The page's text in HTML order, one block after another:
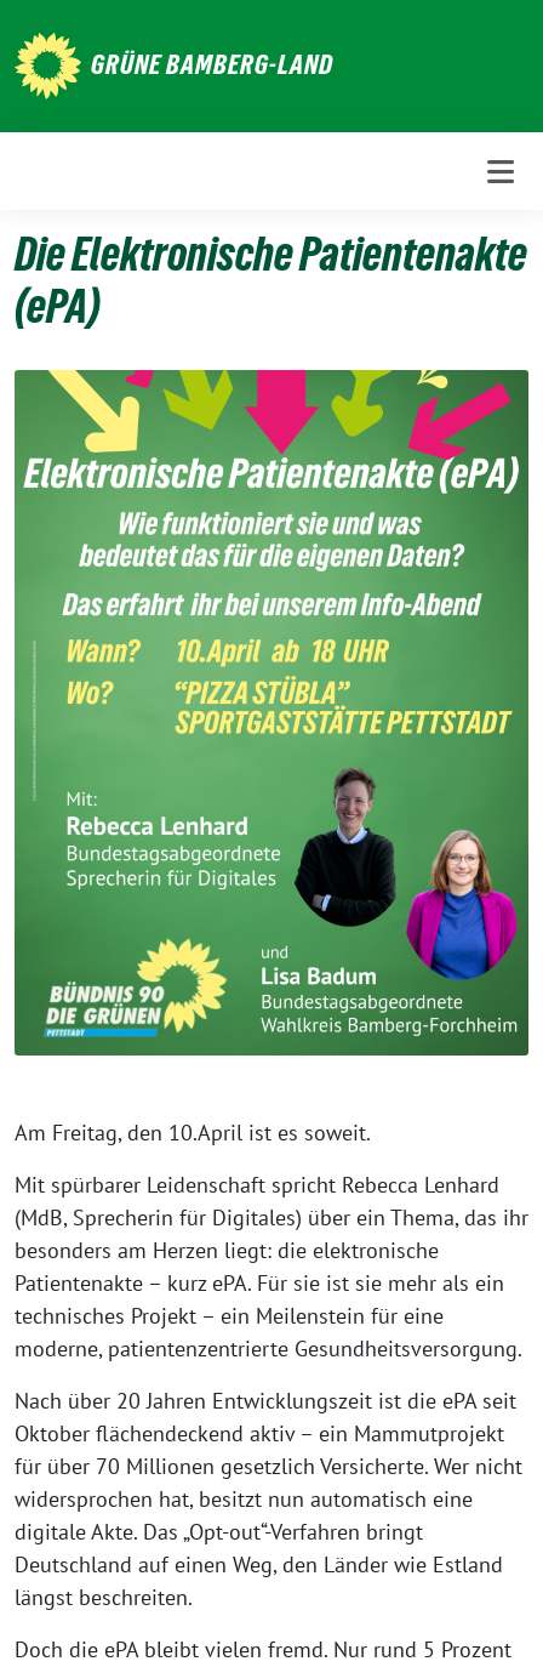
zum
Inhalt
GRÜNE BAMBERG-LAND
Die Elektronische Patientenakte
(ePA)
März
Am Freitag, den 10.April ist es soweit.
Mit spürbarer Leidenschaft spricht Rebecca Lenhard
(MdB, Sprecherin für Digitales) über ein Thema, das ihr
besonders am Herzen liegt: die elektronische
Patientenakte – kurz ePA. Für sie ist sie mehr als ein
technisches Projekt – ein Meilenstein für eine
moderne, patientenzentrierte Gesundheitsversorgung.
Nach über 20 Jahren Entwicklungszeit ist die ePA seit
Oktober flächendeckend aktiv – ein Mammutprojekt
für über 70 Millionen gesetzlich Versicherte. Wer nicht
widersprochen hat, besitzt nun automatisch eine
digitale Akte. Das „Opt-out“-Verfahren bringt
Deutschland auf einen Weg, den Länder wie Estland
längst beschreiten.
Doch die ePA bleibt vielen fremd. Nur rund 5 Prozent